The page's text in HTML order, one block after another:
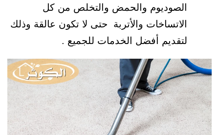
الصوديوم والحمض والتخلص من كل
الاتساخات والأتربة حتى لا تكون عالقة وذلك
لتقديم أفضل الخدمات للجميع .